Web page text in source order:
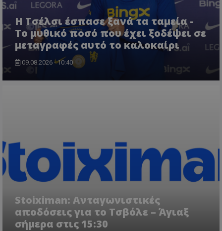
Η Τσέλσι έσπασε ξανά τα ταμεία -
Το μυθικό ποσό που έχει ξοδέψει σε
μεταγραφές αυτό το καλοκαίρι
09.08.2026 - 10:40
Stoiximan: Ανταγωνιστικές
αποδόσεις για το Τσβόλε – Άγιαξ
σήμερα στις 15:30